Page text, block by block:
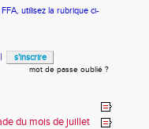
utilisez la rubrique ci-
|
mot de passe oublié ?
du mois de juillet